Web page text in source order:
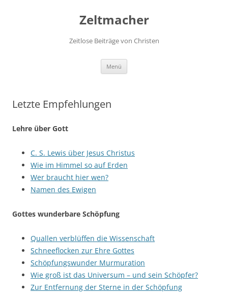
Zeltmacher
Zeitlose Beiträge von Christen
Menü
Letzte Empfehlungen
Lehre über Gott
C. S. Lewis über Jesus Christus
Wie im Himmel so auf Erden
Wer braucht hier wen?
Namen des Ewigen
Gottes wunderbare Schöpfung
Quallen verblüffen die Wissenschaft
Schneeflocken zur Ehre Gottes
Schöpfungswunder Murmuration
Wie groß ist das Universum – und sein Schöpfer?
Zur Entfernung der Sterne in der Schöpfung